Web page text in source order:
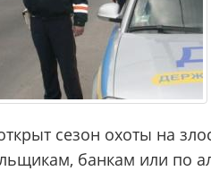
сезон охоты на
банкам или по